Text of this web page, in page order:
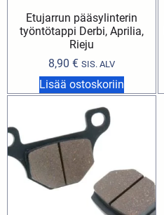
Etujarrun pääsylinterin
työntötappi Derbi, Aprilia,
Rieju
8,90 € SIS. ALV
Lisää ostoskoriin